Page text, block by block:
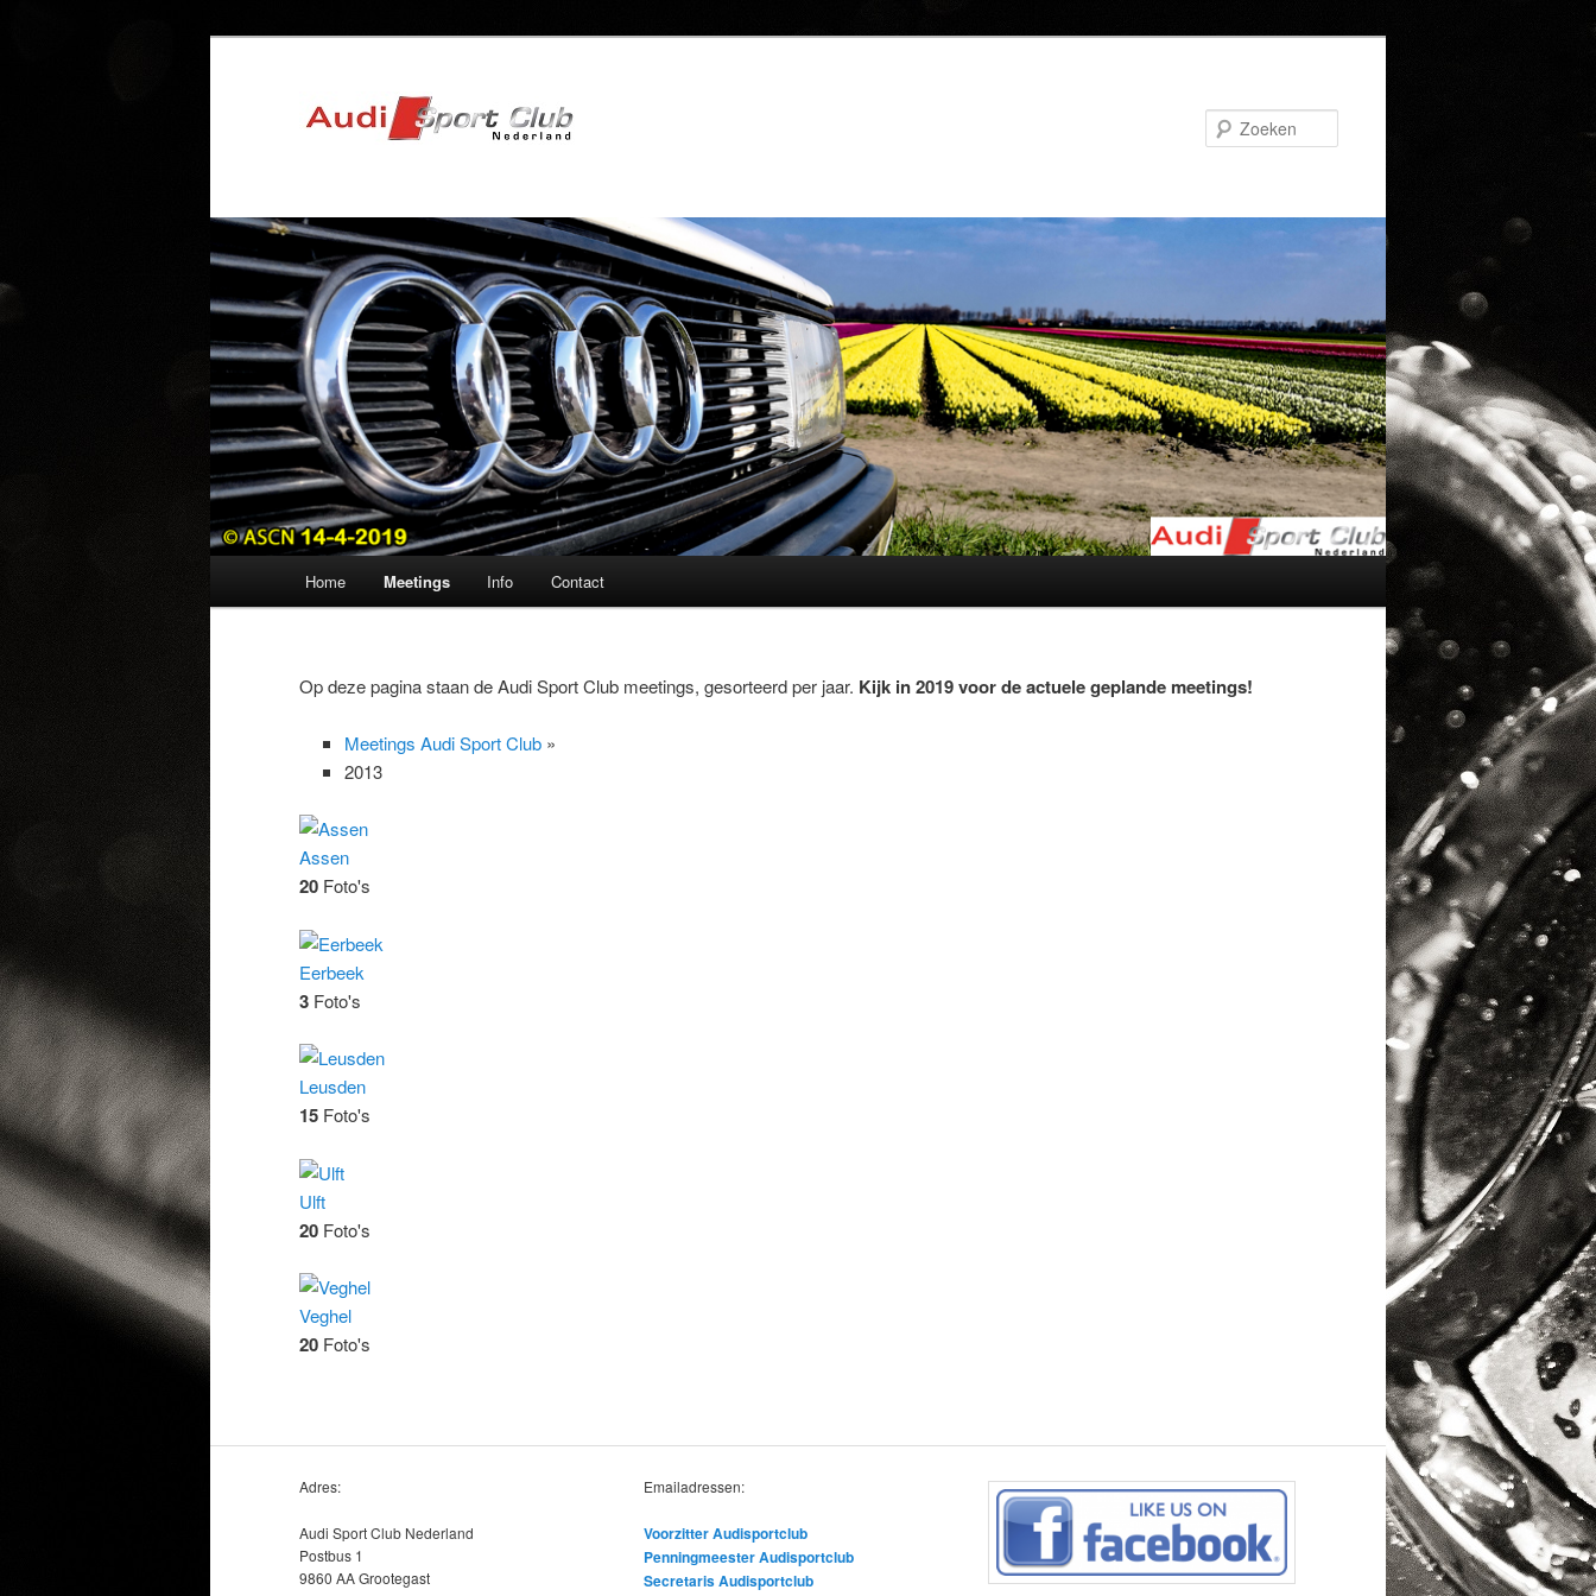
Spring
de
inhoud
Home Meetings Info Contact
Op deze pagina staan de Audi Sport Club meetings, gesorteerd per jaar. Kijk in 2019 voor de actuele geplande meetings!
Meetings Audi Sport Club »
2013
Assen
20 Foto's
Eerbeek
3 Foto's
Leusden
15 Foto's
Ulft
20 Foto's
Veghel
20 Foto's
Adres:
Audi Sport Club Nederland
Postbus 1
9860 AA Grootegast
Emailadressen:
Voorzitter Audisportclub
Penningmeester Audisportclub
Secretaris Audisportclub